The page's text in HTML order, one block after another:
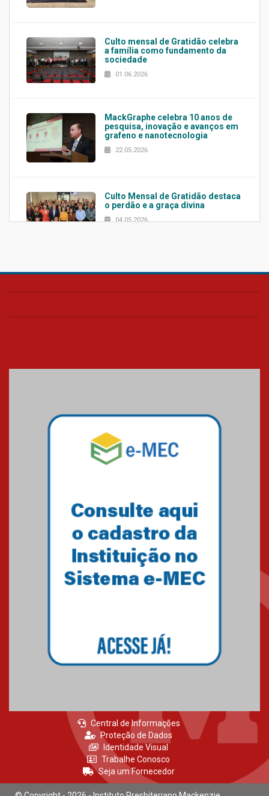
Culto mensal de Gratidão celebra
a família como fundamento da
sociedade
01.06.2026
MackGraphe celebra 10 anos de
pesquisa, inovação e avanços em
grafeno e nanotecnologia
22.05.2026
Culto Mensal de Gratidão destaca
o perdão e a graça divina
04.05.2026
Confira como foi o culto mensal
Mackenzie mobiliza campanha
solidária para apoiar famílias em
Minas Gerais
Primeiro culto do ano ressalta o
27.02.2026
Central de Informações
Proteção de Dados
Identidade Visual
Trabalhe Conosco
Seja um Fornecedor